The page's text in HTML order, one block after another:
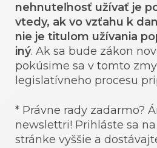
nehnuteľnosť užívať je
vtedy, ak vo vzťahu k
nie je titulom užívania
iný. Ak sa bude zákon
pokúsime sa v tomto
legislatívneho procesu
* Právne rady zadarmo?
newslettri! Prihláste sa
stránke vyššie a